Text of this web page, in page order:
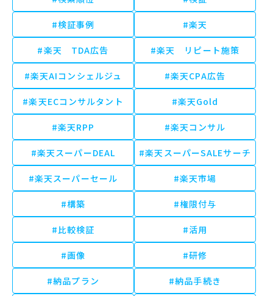
#検証事例 #楽天
#楽天 TDA広告 #楽天 リピート施策
#楽天AIコンシェルジュ #楽天CPA広告
#楽天ECコンサルタント #楽天Gold
#楽天RPP #楽天コンサル
#楽天スーパーDEAL #楽天スーパーSALEサーチ
#楽天スーパーセール #楽天市場
#構築 #権限付与
#比較検証 #活用
#画像 #研修
#納品プラン #納品手続き